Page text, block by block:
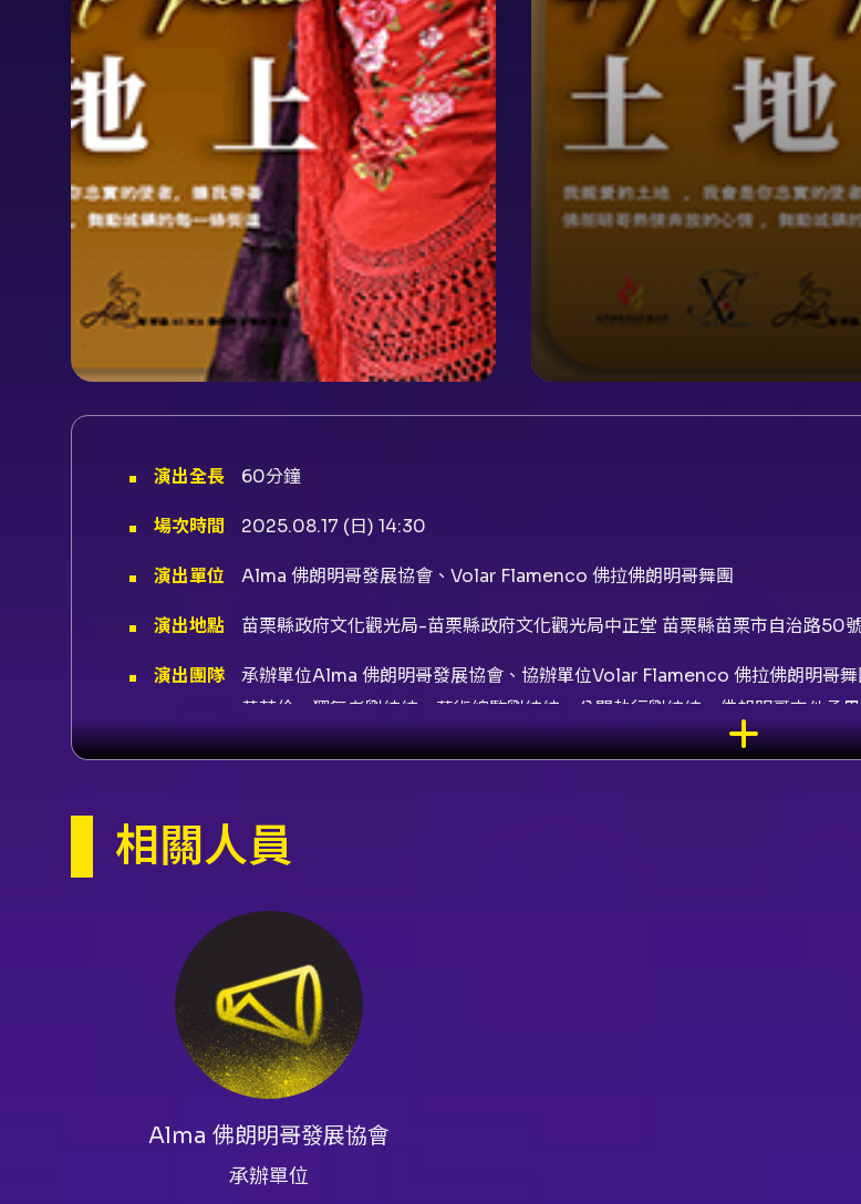
演出全長 60分鐘
場次時間 2025.08.17 (日) 14:30
演出單位 Alma 佛朗明哥發展協會、Volar Flamenco 佛拉佛朗明哥舞團
演出地點 苗栗縣政府文化觀光局-苗栗縣政府文化觀光局中正堂 苗栗縣苗栗市自治路50
演出團隊
承辦單位Alma 佛朗明哥發展協會、協辦單位Volar Flamenco 佛拉佛朗明哥
黃芳伶、獨舞者劉純純、藝術總監劉純純、公關執行劉純純、佛朗明哥吉他孟
特邀獨舞者黃子瓅、特邀獨舞者饒筱菁、舞台監督吳佩蓉、前台執行吳雯芊、
內容簡介 以西班牙佛朗明哥小酒館為背景，帶領觀眾進入一場吉普賽人的旅程，並展開
明哥藝術？她們體認到了台灣人「堅強」、「包容」的特質竟與顛沛流離的吉
此次作品集結了一群旅居及留學西班牙的台灣頂尖佛朗明哥藝術家，同時邀請
他，吟唱，木箱鼓，踩腳聲，披肩，扇子，長尾裙，伴隨著佛朗明哥獨特曲風，
藝術總監｜黃芳伶、劉純純
相關人員
Alma 佛朗明哥發展協會
承辦單位